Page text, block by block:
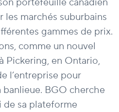
les marchés suburbains
gammes de prix.
comme un nouvel
Pickering, en Ontario,
l’entreprise pour
BGO cherche
sa plateforme